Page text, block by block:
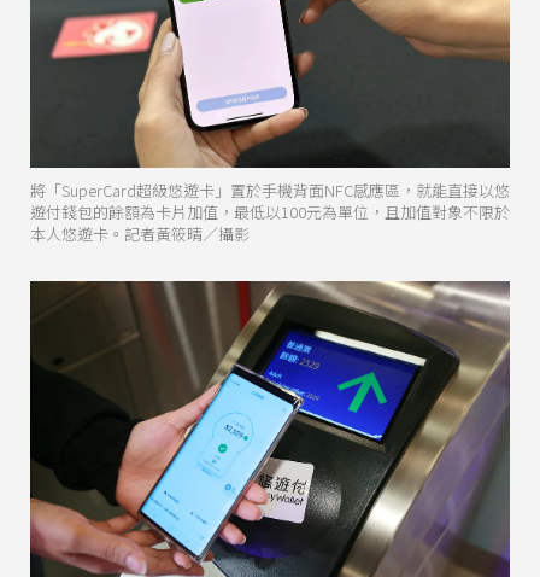
將「SuperCard超級悠遊卡」置於手機背面NFC感應區，就能直接以悠
遊付錢包的餘額為卡片加值，最低以100元為單位，且加值對象不限於
本人悠遊卡。記者黃筱晴／攝影